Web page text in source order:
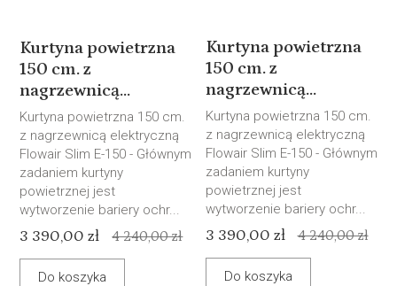
Kurtyna powietrzna
150 cm. z
nagrzewnicą...
Kurtyna powietrzna 150 cm.
z nagrzewnicą elektryczną
Flowair Slim E-150 - Głównym
zadaniem kurtyny
powietrznej jest
wytworzenie bariery ochr...
3 390,00 zł 4 240,00 zł
Do koszyka
Kurtyna powietrzna
150 cm. z
nagrzewnicą...
Kurtyna powietrzna 150 cm.
z nagrzewnicą elektryczną
Flowair Slim E-150 - Głównym
zadaniem kurtyny
powietrznej jest
wytworzenie bariery ochr...
3 390,00 zł 4 240,00 zł
Do koszyka